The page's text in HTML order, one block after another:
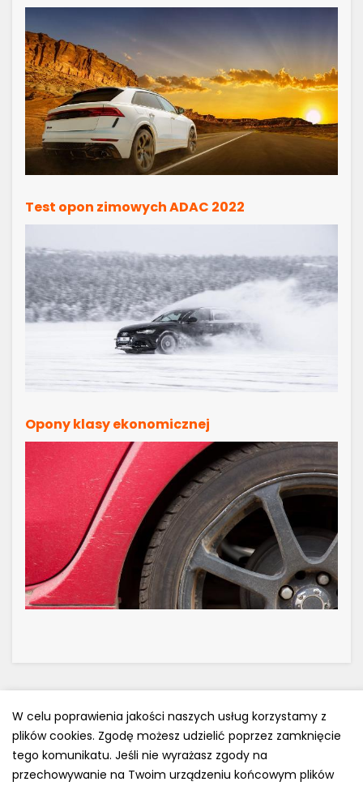
Test opon zimowych ADAC 2022
Opony klasy ekonomicznej
Polityka prywatności
e-mail: kontakt@opony.com.pl
W celu poprawienia jakości naszych usług korzystamy z
plików cookies. Zgodę możesz udzielić poprzez zamknięcie
tego komunikatu. Jeśli nie wyrażasz zgody na
przechowywanie na Twoim urządzeniu końcowym plików